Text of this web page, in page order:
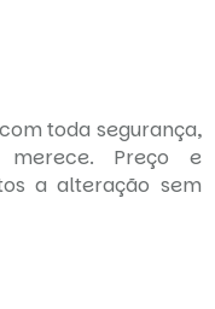
toda segurança,
Preço e
a alteração sem